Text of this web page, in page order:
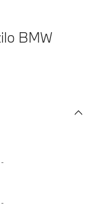
BMW
-
-